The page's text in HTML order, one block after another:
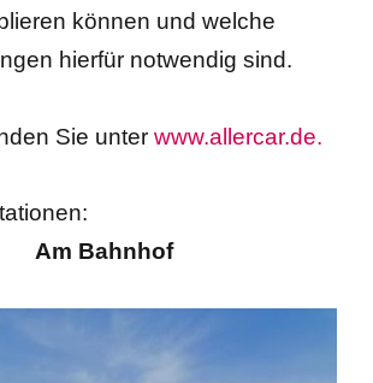
können und welche
hierfür notwendig sind.
Sie unter www.allercar.de.
Am Bahnhof